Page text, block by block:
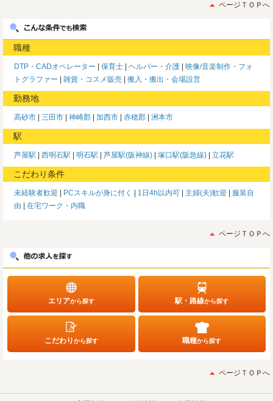
ページＴＯＰへ
職種
DTP・CADオペレーター 保育士 ヘルパー・介護
映像/音楽制作・フォ
トグラファー
雑貨・コスメ販売 搬入・搬出・会場設営
勤務地
高砂市 三田市 神崎郡 加西市 赤穂郡 洲本市
駅
芦屋駅 西明石駅 明石駅 芦屋駅(阪神線) 塚口駅(阪急線) 立花駅
こだわり条件
未経験者歓迎 PCスキルが身に付く 1日4h以内可 主婦(夫)歓迎
服装自
由
在宅ワーク・内職
ページＴＯＰへ
エリアから探す 駅・路線から探す
こだわりから探す 職種から探す
ページＴＯＰへ